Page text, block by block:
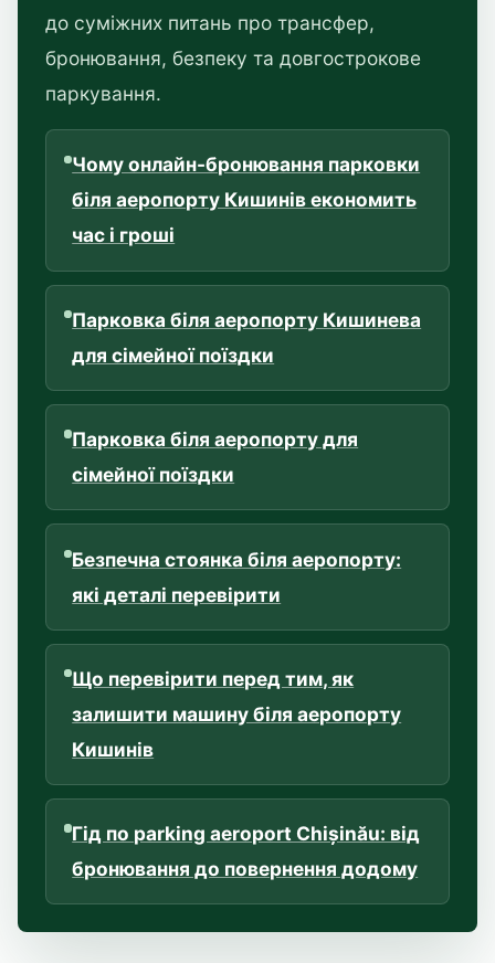
до суміжних питань про трансфер,
бронювання, безпеку та довгострокове
паркування.
Чому онлайн-бронювання парковки
біля аеропорту Кишинів економить
час і гроші
Парковка біля аеропорту Кишинева
для сімейної поїздки
Парковка біля аеропорту для
сімейної поїздки
Безпечна стоянка біля аеропорту:
які деталі перевірити
Що перевірити перед тим, як
залишити машину біля аеропорту
Кишинів
Гід по parking aeroport Chișinău: від
бронювання до повернення додому